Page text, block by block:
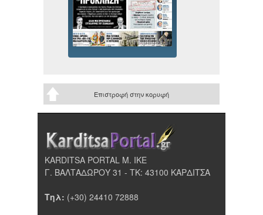
Επιστροφή στην κορυφή
KARDITSA PORTAL Μ. ΙΚΕ
Γ. ΒΑΛΤΑΔΩΡΟΥ 31 - ΤΚ: 43100 ΚΑΡΔΙΤΣΑ
Τηλ: (+30) 24410 72888